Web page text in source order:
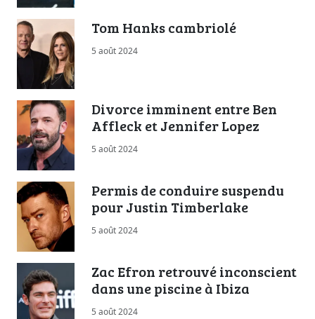
Tom Hanks cambriolé
5 août 2024
Divorce imminent entre Ben
Affleck et Jennifer Lopez
5 août 2024
Permis de conduire suspendu
pour Justin Timberlake
5 août 2024
Zac Efron retrouvé inconscient
dans une piscine à Ibiza
5 août 2024